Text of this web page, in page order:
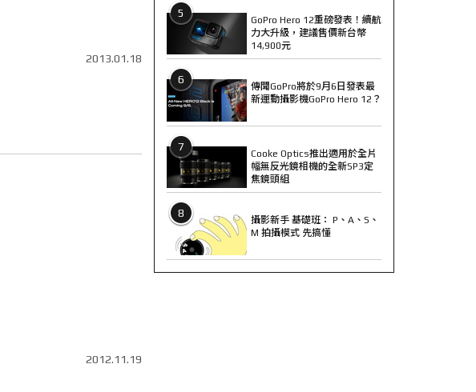
2013.01.18
2012.11.19
5
GoPro Hero 12重磅發表！續航
力大升級，建議售價新台幣
14,900元
6
傳聞GoPro將於9月6日發表最
新運動攝影機GoPro Hero 12？
7
Cooke Optics推出適用於全片
幅無反光鏡相機的全新SP3定
焦鏡頭組
8
攝影新手 基礎班： P、A、S、
M 拍攝模式 先搞懂